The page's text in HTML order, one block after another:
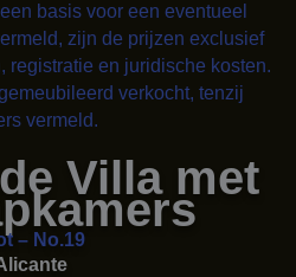
basis voor een eventueel
zijn de prijzen exclusief
registratie en juridische kosten.
verkocht, tenzij
vermeld.
Villa met
– No.19